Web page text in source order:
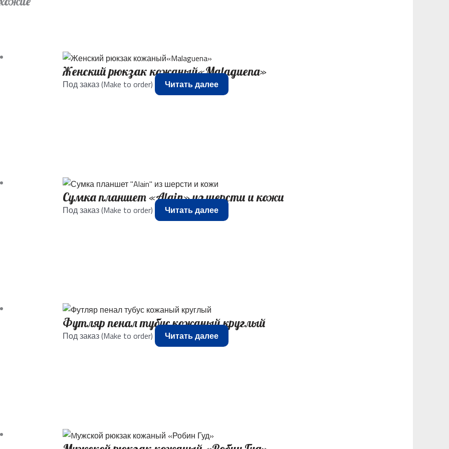
Женский рюкзак кожаный«Malaguena»
Под заказ (Make to order) Читать далее
Сумка планшет «Alain» из шерсти и кожи
Под заказ (Make to order) Читать далее
Футляр пенал тубус кожаный круглый
Под заказ (Make to order) Читать далее